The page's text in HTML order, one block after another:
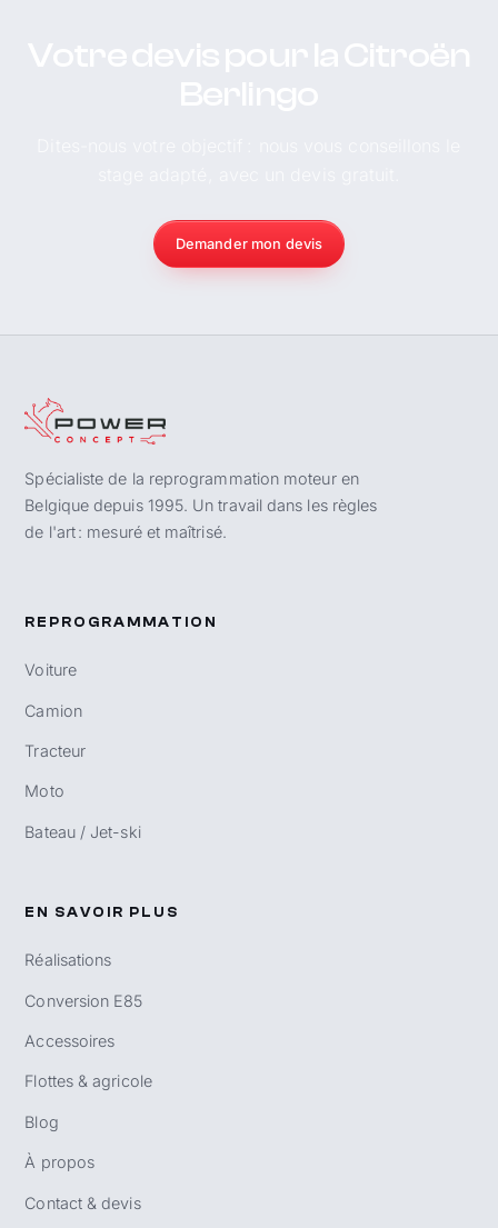
Demander mon devis
Spécialiste de la reprogrammation moteur en
Belgique depuis 1995. Un travail dans les règles
de l'art : mesuré et maîtrisé.
REPROGRAMMATION
Voiture
Camion
Tracteur
Moto
Bateau / Jet-ski
EN SAVOIR PLUS
Réalisations
Conversion E85
Accessoires
Flottes & agricole
Blog
À propos
Contact & devis